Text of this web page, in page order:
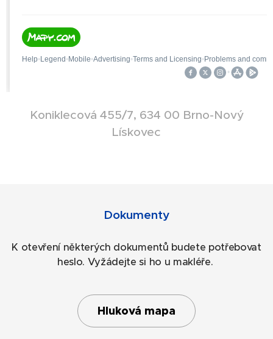
Koniklecová 455/7, 634 00 Brno-Nový
Lískovec
Dokumenty
K otevření některých dokumentů budete potřebovat
heslo. Vyžádejte si ho u makléře.
Hluková mapa